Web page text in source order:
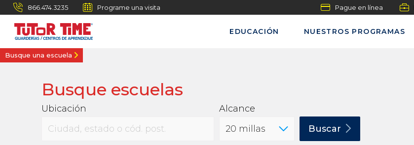
866.474.3235 Programe una visita Pague en línea
EDUCACIÓN NUESTROS PROGRAMAS
Busque una escuela
Busque escuelas
Ubicación
Alcance
Buscar